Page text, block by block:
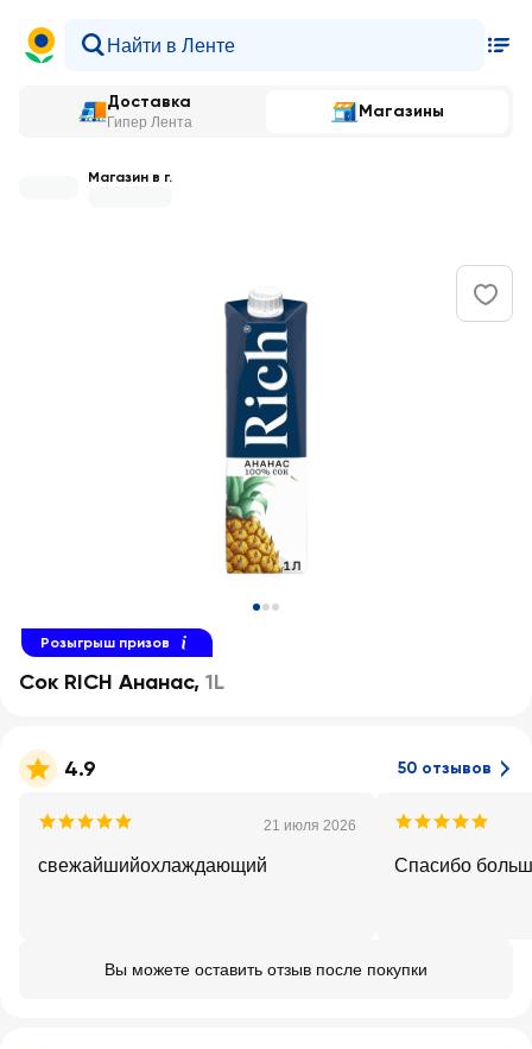
Доставка
Гипер Лента
Магазины
Магазин в г.
Розыгрыш призов
Сок RICH Ананас, 1L
4.9 50 отзывов
21 июля 2026
свежайшийохлаждающий Спасибо
Вы можете оставить отзыв после покупки